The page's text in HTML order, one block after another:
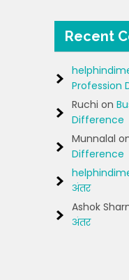
Recent
Profession
Ruchi on
Difference
Munnalal
Difference
अंतर
Ashok
अंतर